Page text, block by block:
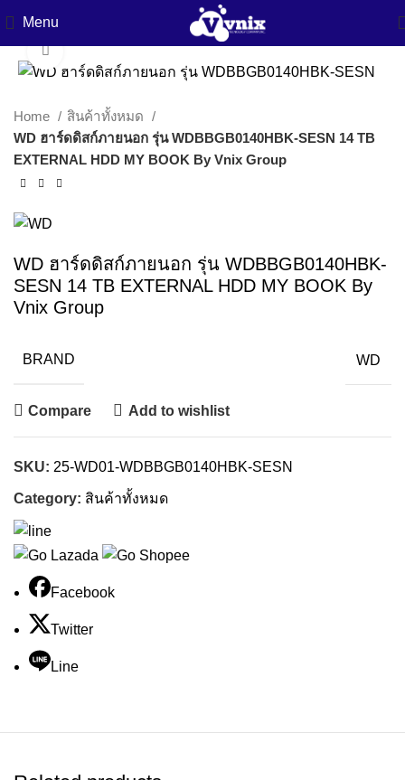
Menu
Click to enlarge
Home
สินค้าทั้งหมด
WD ฮาร์ดดิสก์ภายนอก รุ่น WDBBGB0140HBK-SESN 14 TB
EXTERNAL HDD MY BOOK By Vnix Group
WD ฮาร์ดดิสก์ภายนอก รุ่น WDBBGB0140HBK-
SESN 14 TB EXTERNAL HDD MY BOOK By
Vnix Group
BRAND WD
Compare Add to wishlist
SKU: 25-WD01-WDBBGB0140HBK-SESN
Category: สินค้าทั้งหมด
Facebook
Twitter
Line